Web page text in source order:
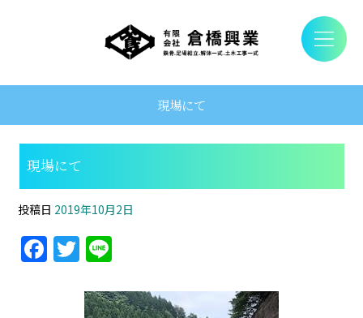
現場にて
現場にて
投稿日 2019年10月2日
F
a
T
w
itte